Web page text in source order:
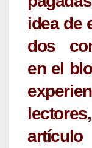
idea de
dos
en el